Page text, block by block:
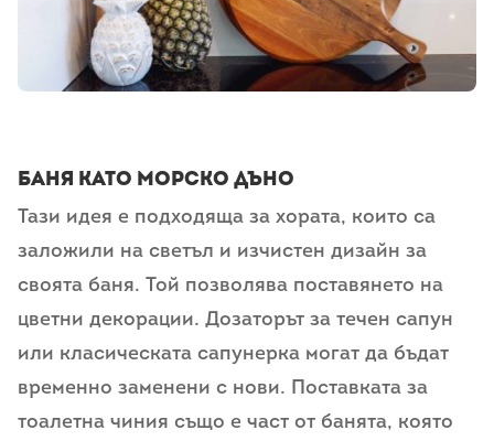
Баня като морско дъно
Тази идея е подходяща за хората, които са
заложили на светъл и изчистен дизайн за
своята баня. Той позволява поставянето на
цветни декорации. Дозаторът за течен сапун
или класическата сапунерка могат да бъдат
временно заменени с нови. Поставката за
тоалетна чиния също е част от банята, която